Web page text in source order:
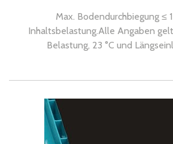
Max. Bodendurchbiegung ≤
Inhaltsbelastung.Alle Angaben
Belastung, 23 °C und